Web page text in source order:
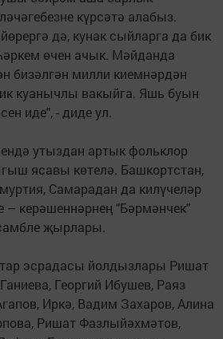
күрсәтә алабыз.
дә, кунак сыйларга да бик
өчен ачык. Мәйданда
бизәлгән милли киемнәрдән
куанычлы вакыйга. Яшь буын
иде", - диде ул.
утыздан артык фольклор
ясавы көтелә. Башкортстан,
Самарадан да килүчеләр
– керәшеннәрнең "Бәрмәнчек"
җырлары.
эсрадасы йолдызлары Ришат
Георгий Ибушев, Раяз
Иркә, Вадим Захаров, Алина
Ришат Фазлыйәхмәтов,